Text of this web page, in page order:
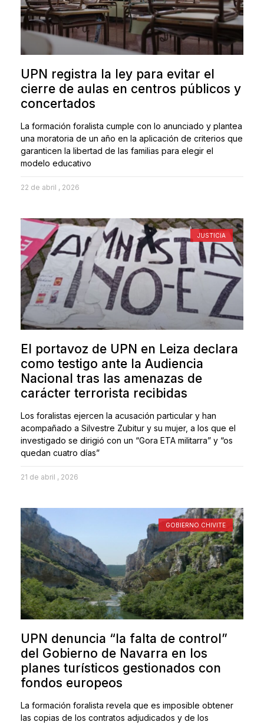
UPN registra la ley para evitar el
cierre de aulas en centros públicos y
concertados
La formación foralista cumple con lo anunciado y plantea
una moratoria de un año en la aplicación de criterios que
garanticen la libertad de las familias para elegir el
modelo educativo
22 de abril , 2026
JUSTICIA
El portavoz de UPN en Leiza declara
como testigo ante la Audiencia
Nacional tras las amenazas de
carácter terrorista recibidas
Los foralistas ejercen la acusación particular y han
acompañado a Silvestre Zubitur y su mujer, a los que el
investigado se dirigió con un “Gora ETA militarra” y “os
quedan cuatro días”
21 de abril , 2026
GOBIERNO CHIVITE
UPN denuncia “la falta de control”
del Gobierno de Navarra en los
planes turísticos gestionados con
fondos europeos
La formación foralista revela que es imposible obtener
las copias de los contratos adjudicados y de los